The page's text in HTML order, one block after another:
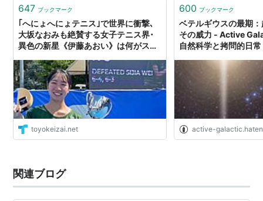
647 ブックマーク
｢へにょへにょテニス｣で世界に衝撃､
大坂なおみも絶賛する女子テニス界･
異色の新星《伊藤あおい》は何がスゴ
toyokeizai.net
600 ブックマーク
ベテルギウスの最期
その威力 - Active
自然科学と拷問的日常
active-
関連ブログ